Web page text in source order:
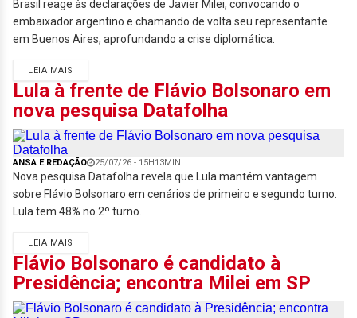
Brasil reage às declarações de Javier Milei, convocando o
embaixador argentino e chamando de volta seu representante
em Buenos Aires, aprofundando a crise diplomática.
LEIA MAIS
Lula à frente de Flávio Bolsonaro em
nova pesquisa Datafolha
ANSA E REDAÇÃO 25/07/26 - 15H13MIN
Nova pesquisa Datafolha revela que Lula mantém vantagem
sobre Flávio Bolsonaro em cenários de primeiro e segundo turno.
Lula tem 48% no 2º turno.
LEIA MAIS
Flávio Bolsonaro é candidato à
Presidência; encontra Milei em SP